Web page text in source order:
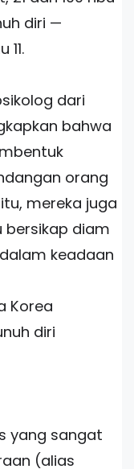
diri —
dari
bahwa
orang
mereka juga
bersikap diam
keadaan
Korea
diri
yang sangat
(alias